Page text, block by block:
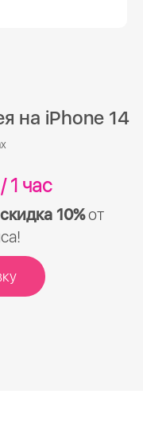
на iPhone 14
1 час
скидка 10%от